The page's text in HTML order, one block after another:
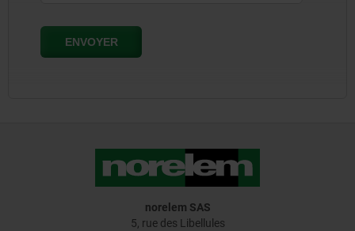
norelem SAS
5, rue des Libellules